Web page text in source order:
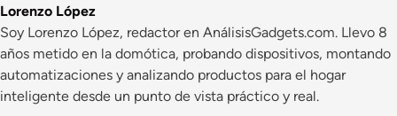
Lorenzo López
Soy Lorenzo López, redactor en AnálisisGadgets.com. Llevo 8
años metido en la domótica, probando dispositivos, montando
automatizaciones y analizando productos para el hogar
inteligente desde un punto de vista práctico y real.